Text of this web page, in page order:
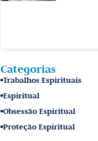
Categorias
Trabalhos Espirituais
Espiritual
Obsessão Espiritual
Proteção Espiritual